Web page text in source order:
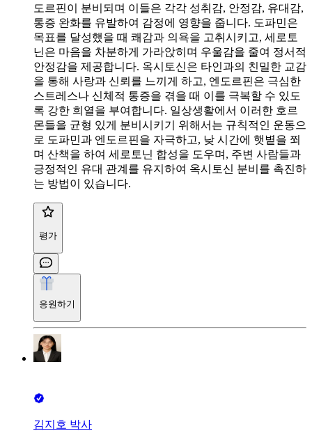
도르핀이 분비되며 이들은 각각 성취감, 안정감, 유대감,
통증 완화를 유발하여 감정에 영향을 줍니다. 도파민은
목표를 달성했을 때 쾌감과 의욕을 고취시키고, 세로토
닌은 마음을 차분하게 가라앉히며 우울감을 줄여 정서적
안정감을 제공합니다. 옥시토신은 타인과의 친밀한 교감
을 통해 사랑과 신뢰를 느끼게 하고, 엔도르핀은 극심한
스트레스나 신체적 통증을 겪을 때 이를 극복할 수 있도
록 강한 희열을 부여합니다. 일상생활에서 이러한 호르
몬들을 균형 있게 분비시키기 위해서는 규칙적인 운동으
로 도파민과 엔도르핀을 자극하고, 낮 시간에 햇볕을 쬐
며 산책을 하여 세로토닌 합성을 도우며, 주변 사람들과
긍정적인 유대 관계를 유지하여 옥시토신 분비를 촉진하
는 방법이 있습니다.
평가
응원하기
김지호 박사